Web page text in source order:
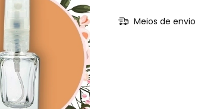
Meios de envio